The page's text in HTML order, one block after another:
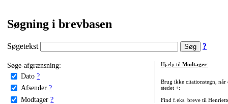
Søgning i brevbasen
Søgetekst ?
Søge-afgrænsning:
Dato ?
Afsender ?
Modtager ?
Hjælp til Modtager:
Brug ikke citationstegn, når
stedet +:
Find f.eks. breve til